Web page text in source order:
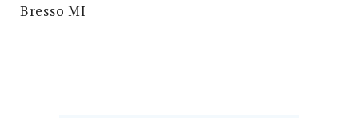
Bresso MI